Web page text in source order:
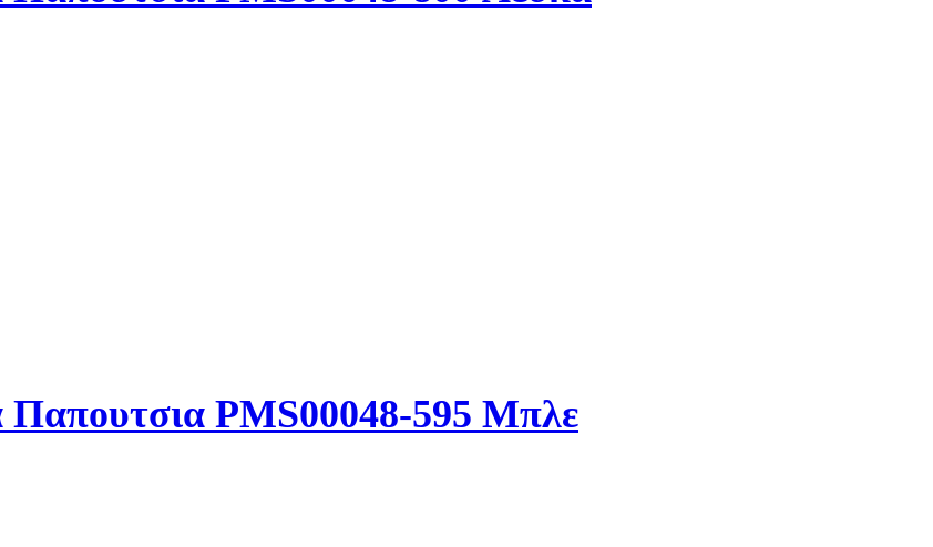
Παπουτσια PMS00048-595 Μπλε